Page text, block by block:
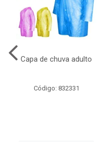
Capa de chuva adulto
Código: 832331